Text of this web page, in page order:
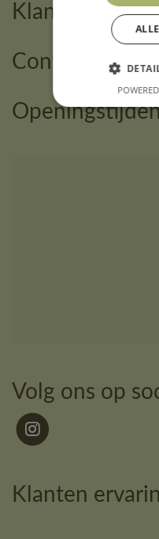
Klantenservice
Contact
Volg ons op
Klanten